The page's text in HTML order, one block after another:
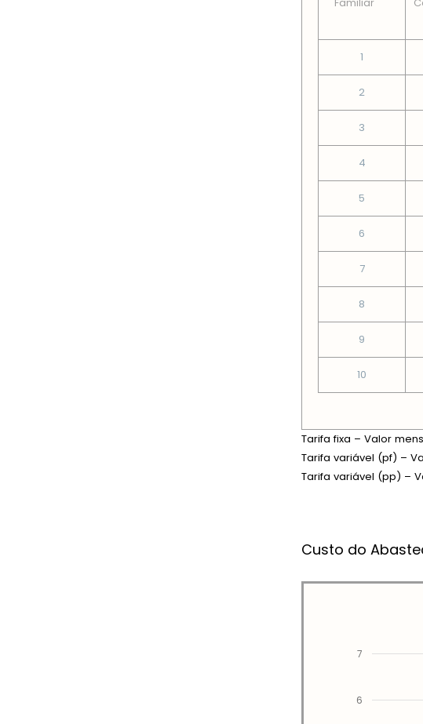
1
2
3
4
5
6
7
8
9
10
Tarifa fixa – Valor
Tarifa variável (pf) –
Tarifa variável (pp) –
Custo do
6
7